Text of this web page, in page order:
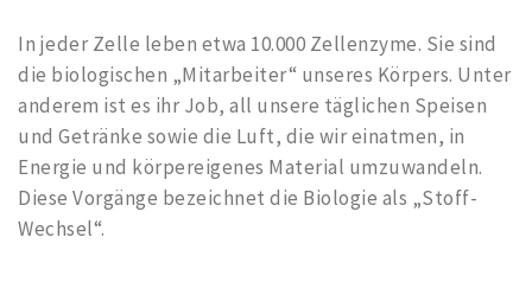
In jeder Zelle leben etwa 10.000 Zellenzyme. Sie sind
die biologischen „Mitarbeiter“ unseres Körpers. Unter
anderem ist es ihr Job, all unsere täglichen Speisen
und Getränke sowie die Luft, die wir einatmen, in
Energie und körpereigenes Material umzuwandeln.
Diese Vorgänge bezeichnet die Biologie als „Stoff-
Wechsel“.